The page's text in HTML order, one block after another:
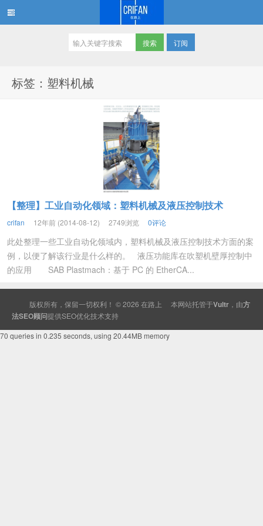
订阅
标签：塑料机械
【整理】工业自动化领域：塑料机械及液压控制技术
crifan 12年前 (2014-08-12) 2749浏览 0评论
此处整理一些工业自动化领域内，塑料机械及液压控制技术方面的案
例，以便了解该行业是什么样的。 液压功能库在吹塑机壁厚控制中
的应用 SAB Plastmach：基于 PC 的 EtherCA...
版权所有，保留一切权利！ © 2026 在路上 本网站托管于Vultr ，由方
法SEO顾问提供SEO优化技术支持
70 queries in 0.235 seconds, using 20.44MB memory